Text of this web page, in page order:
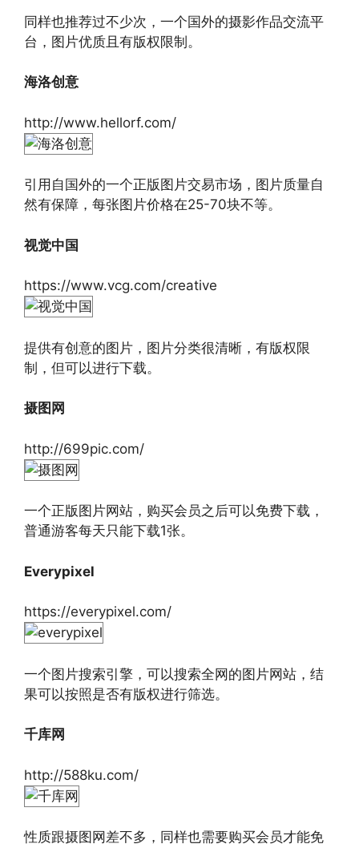
同样也推荐过不少次，一个国外的摄影作品交流平
台，图片优质且有版权限制。
海洛创意
http://www.hellorf.com/
引用自国外的一个正版图片交易市场，图片质量自
然有保障，每张图片价格在25-70块不等。
视觉中国
https://www.vcg.com/creative
提供有创意的图片，图片分类很清晰，有版权限
制，但可以进行下载。
摄图网
http://699pic.com/
一个正版图片网站，购买会员之后可以免费下载，
普通游客每天只能下载1张。
Everypixel
https://everypixel.com/
一个图片搜索引擎，可以搜索全网的图片网站，结
果可以按照是否有版权进行筛选。
千库网
http://588ku.com/
性质跟摄图网差不多，同样也需要购买会员才能免